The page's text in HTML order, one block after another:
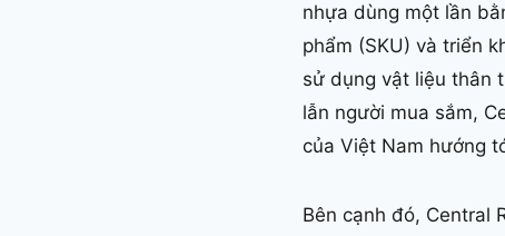
nhựa dùng một lần
phẩm (SKU) và triển
sử dụng vật liệu thân
lẫn người mua sắm,
của Việt Nam hướng
Bên cạnh đó, Central